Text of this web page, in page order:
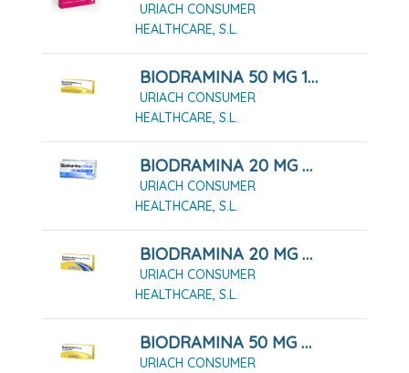
URIACH CONSUMER
HEALTHCARE, S.L.
BIODRAMINA 50 MG 12 COMPRIMIDOS
URIACH CONSUMER
HEALTHCARE, S.L.
BIODRAMINA 20 MG CHICLES MEDICAMENTOSOS, 12 CHICLES
URIACH CONSUMER
HEALTHCARE, S.L.
BIODRAMINA 20 MG CHICLES MEDICAMENTOSOS, 6 CHICLES
URIACH CONSUMER
HEALTHCARE, S.L.
BIODRAMINA 50 MG 4 COMPRIMIDOS
URIACH CONSUMER